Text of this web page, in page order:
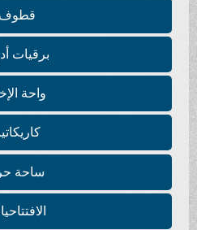
قطوف
برقيات أدبية
واحة الإخاء
كاريكاتير
ساحة حرة
الافتتاحيات